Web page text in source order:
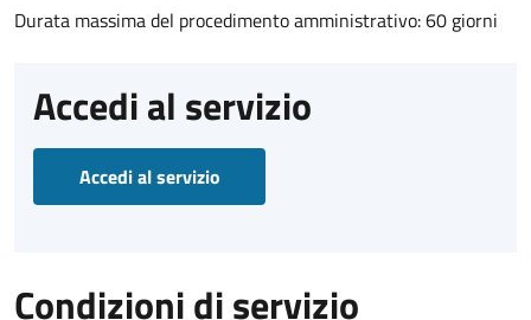
Durata massima del procedimento amministrativo: 60 giorni
Accedi al servizio
Accedi al servizio
Condizioni di servizio